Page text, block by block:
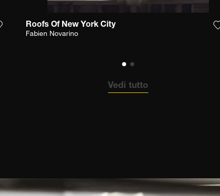
Aggiungi la fotografia alla mia lista dei desideri
Roofs Of New York City
Fabien Novarino
Vedi tutto